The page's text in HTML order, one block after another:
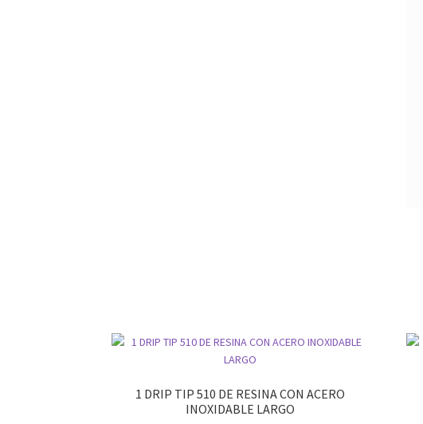
1 DRIP TIP 510 DE RESINA CON ACERO
INOXIDABLE LARGO